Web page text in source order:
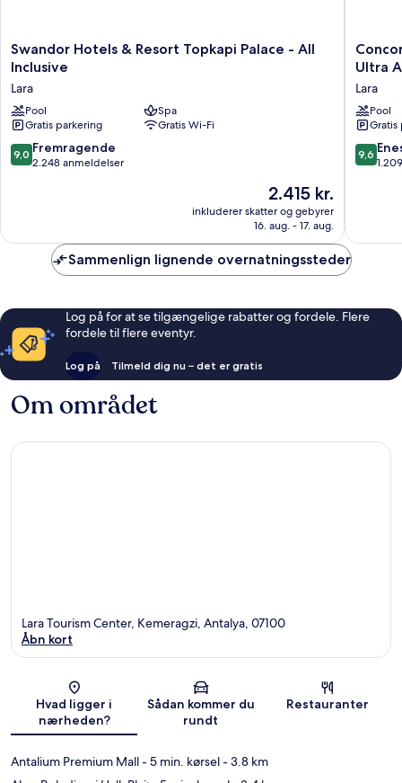
Swandor
Hotels
Resort
Topkapi
Palace
-
All
Swandor Hotels & Resort Topkapi Palace - All
Inclusive
Lara
Pool
Spa
Gratis parkering
Gratis Wi-Fi
9.0
ud
anmeldelser
9,0 Fremragende
2.248 anmeldelser
Prisen
2.415 kr.
2.415 kr.
inkluderer skatter og gebyrer
16. aug. - 17. aug.
De
Resort
Lara
Antalya
-
Prive
Ultra
Lara
Pool
Gratis
9.6
ud
9,6
Sammenlign lignende overnatningssteder
Log på for at se tilgængelige rabatter og fordele. Flere
fordele til flere eventyr.
Log på Tilmeld dig nu – det er gratis
Om området
Kort
Lara Tourism Center, Kemeragzi, Antalya, 07100
Åbn kort
Hvad ligger i
nærheden?
Sådan kommer du
rundt
Restauranter
Antalium Premium Mall- 5 min. kørsel- 3.8 km